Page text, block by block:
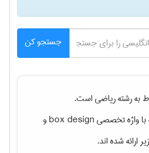
جستجو کن
به رشتهرياضیاست.
واژه تخصصیbox designو
ارائه شده اند.